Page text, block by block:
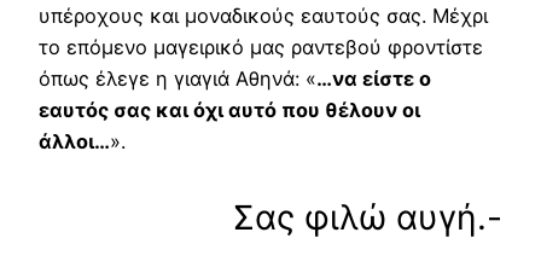
υπέροχους και μοναδικούς εαυτούς σας. Μέχρι
το επόμενο μαγειρικό μας ραντεβού φροντίστε
όπως έλεγε η γιαγιά Αθηνά: «…να είστε ο
εαυτός σας και όχι αυτό που θέλουν οι
άλλοι…».
Σας φιλώ αυγή.-